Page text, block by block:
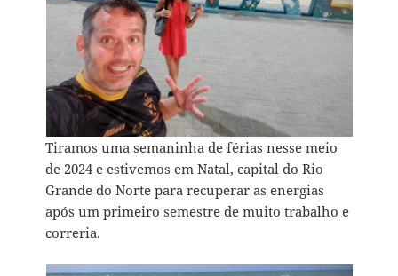
Tiramos uma semaninha de férias nesse meio
de 2024 e estivemos em Natal, capital do Rio
Grande do Norte para recuperar as energias
após um primeiro semestre de muito trabalho e
correria.